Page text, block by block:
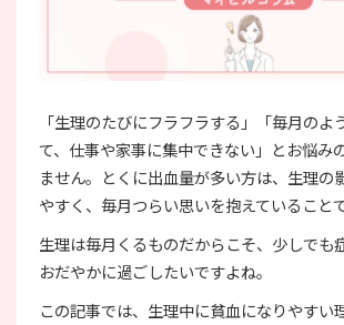
「生理のたびにフラフラする」「毎月のよ
て、仕事や家事に集中できない」とお悩み
ません。とくに出血量が多い方は、生理の
やすく、毎月つらい思いを抱えていること
生理は毎月くるものだからこそ、少しでも
おだやかに過ごしたいですよね。
この記事では、生理中に貧血になりやすい